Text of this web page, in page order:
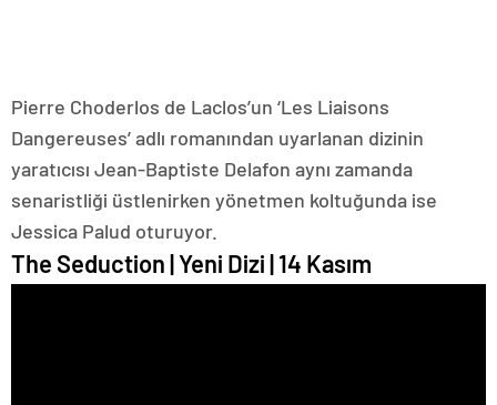
Pierre Choderlos de Laclos’un ‘Les Liaisons
Dangereuses’ adlı romanından uyarlanan dizinin
yaratıcısı Jean-Baptiste Delafon aynı zamanda
senaristliği üstlenirken yönetmen koltuğunda ise
Jessica Palud oturuyor.
The Seduction | Yeni Dizi | 14 Kasım